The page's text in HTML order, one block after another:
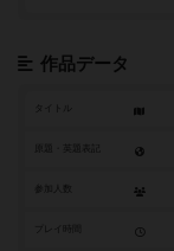
作品データ
タイトル
参加人数